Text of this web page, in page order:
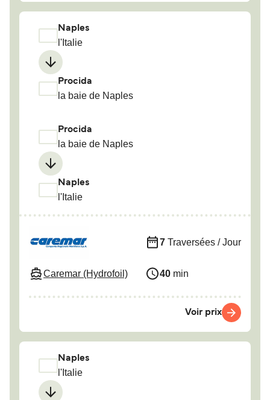
Naples
l'Italie
Procida
la baie de Naples
Procida
la baie de Naples
Naples
l'Italie
Caremar (Hydrofoil)
7 Traversées / Jour
40 min
Voir prix
Naples
l'Italie